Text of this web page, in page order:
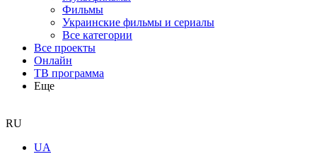
Фильмы
Украинские фильмы и сериалы
Все категории
Все проекты
Онлайн
ТВ программа
Еще
RU
UA